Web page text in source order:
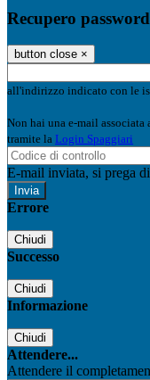
Recupero password
button close ×
all'indirizzo indicato con le
Non hai una e-mail associata
tramite la Login Spaggiari
E-mail inviata, si prega
Errore
Chiudi
Successo
Chiudi
Informazione
Chiudi
Attendere...
Attendere il